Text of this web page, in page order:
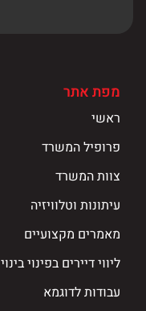
מפת אתר
ראשי
פרופיל המשרד
צוות המשרד
עיתונות וטלוויזיה
מאמרים מקצועיים
ליווי דיירים בפינוי בינוי
עבודות לדוגמא